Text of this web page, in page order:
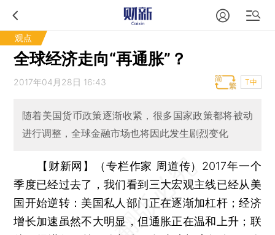
观点
全球经济走向“再通胀”？
2017年04月28日 16:43 T中
随着美国货币政策逐渐收紧，很多国家政策都将被动
进行调整，全球金融市场也将因此发生剧烈变化
【财新网】（专栏作家 周道传） 2017年一个
季度已经过去了，我们看到三大宏观主线已经从美
国开始逆转：美国私人部门正在逐渐加杠杆；经济
增长加速虽然不大明显，但通胀正在温和上升；联